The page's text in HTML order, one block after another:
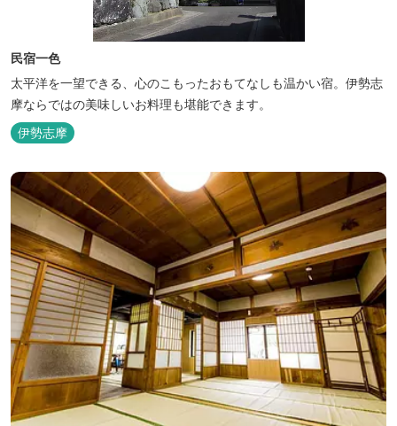
民宿一色
太平洋を一望できる、心のこもったおもてなしも温かい宿。伊勢志
摩ならではの美味しいお料理も堪能できます。
伊勢志摩